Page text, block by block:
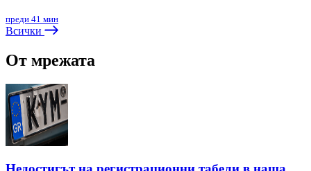
преди 41 мин
Всички
От мрежата